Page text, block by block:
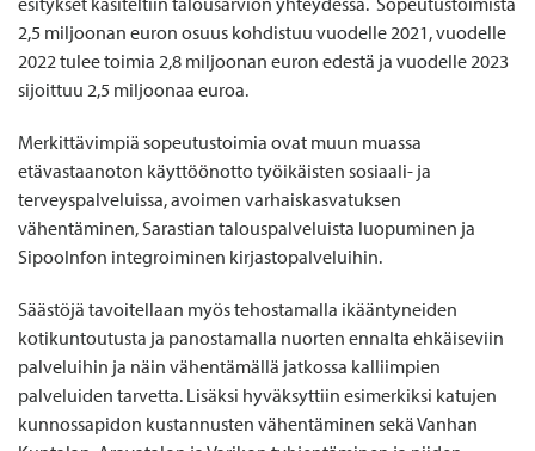
2,5 miljoonan euron osuus kohdistuu vuodelle 2021, vuodelle
2022 tulee toimia 2,8 miljoonan euron edestä ja vuodelle 2023
sijoittuu 2,5 miljoonaa euroa.
Merkittävimpiä sopeutustoimia ovat muun muassa
etävastaanoton käyttöönotto työikäisten sosiaali- ja
terveyspalveluissa, avoimen varhaiskasvatuksen
vähentäminen, Sarastian talouspalveluista luopuminen ja
SipooInfon integroiminen kirjastopalveluihin.
Säästöjä tavoitellaan myös tehostamalla ikääntyneiden
kotikuntoutusta ja panostamalla nuorten ennalta ehkäiseviin
palveluihin ja näin vähentämällä jatkossa kalliimpien
palveluiden tarvetta. Lisäksi hyväksyttiin esimerkiksi katujen
kunnossapidon kustannusten vähentäminen sekä Vanhan